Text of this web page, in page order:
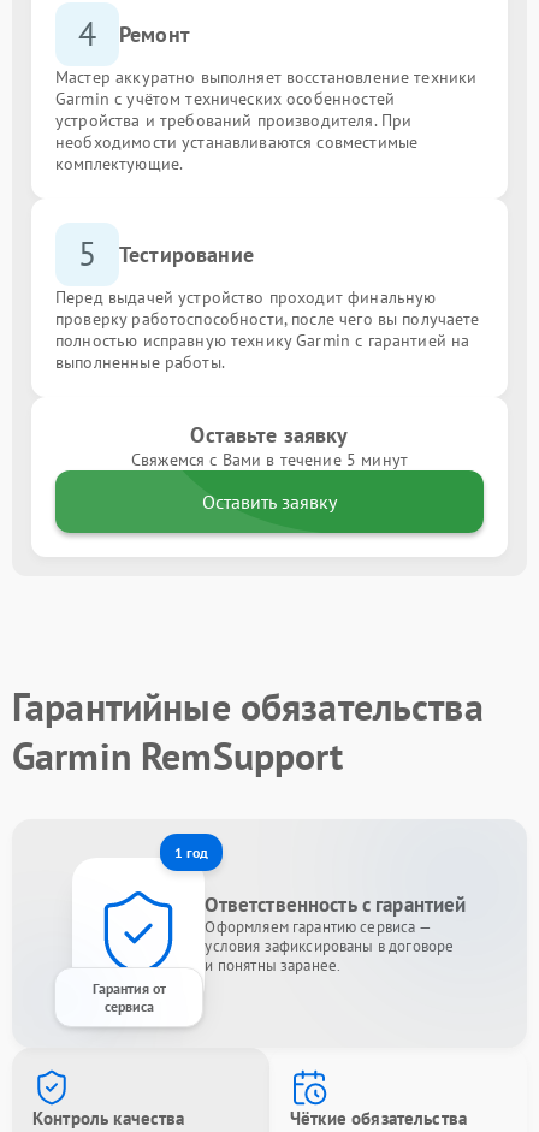
4 Ремонт
Мастер аккуратно выполняет восстановление техники
Garmin с учётом технических особенностей
устройства и требований производителя. При
необходимости устанавливаются совместимые
комплектующие.
5 Тестирование
Перед выдачей устройство проходит финальную
проверку работоспособности, после чего вы получаете
полностью исправную технику Garmin с гарантией на
выполненные работы.
Оставьте заявку
Свяжемся с Вами в течение 5 минут
Оставить заявку
Гарантийные обязательства
Garmin RemSupport
1 год
Гарантия от
сервиса
Ответственность с гарантией
Оформляем гарантию сервиса —
условия зафиксированы в договоре
и понятны заранее.
Контроль качества Чёткие обязательства